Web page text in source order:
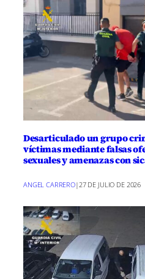
Desarticulado un grupo
víctimas mediante falsas
sexuales y amenazas con
ANGEL CARRERO|27 DE JULIO DE 2026